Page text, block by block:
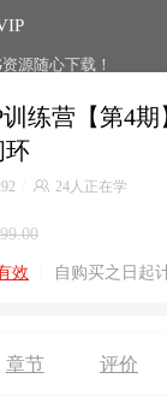
源随心下载！
练营【第4期
环
 24人正在学
效 自购买之日起
章节 评价